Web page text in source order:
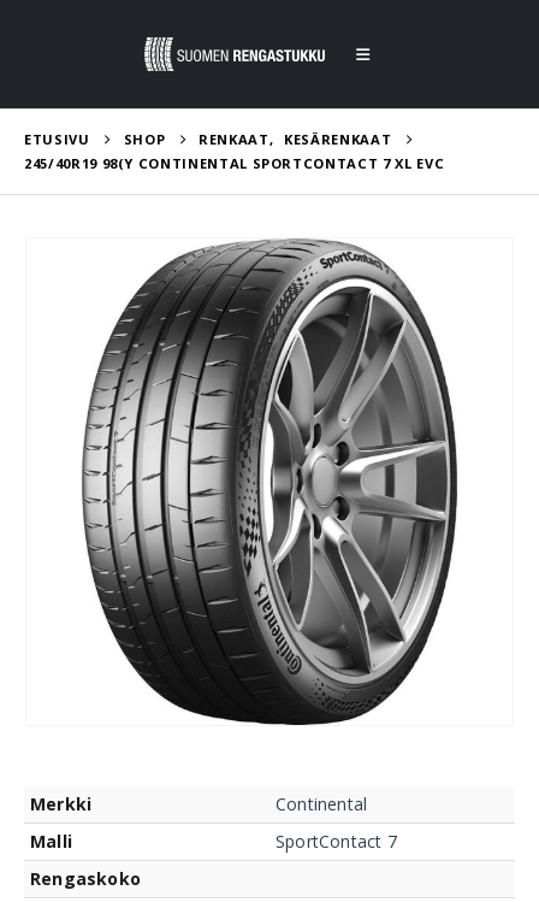
ETUSIVU SHOP RENKAAT,
KESÄRENKAAT
245/40R19 98(Y CONTINENTAL SPORTCONTACT 7 XL EVC
Merkki
Continental
Malli
SportContact 7
Rengaskoko